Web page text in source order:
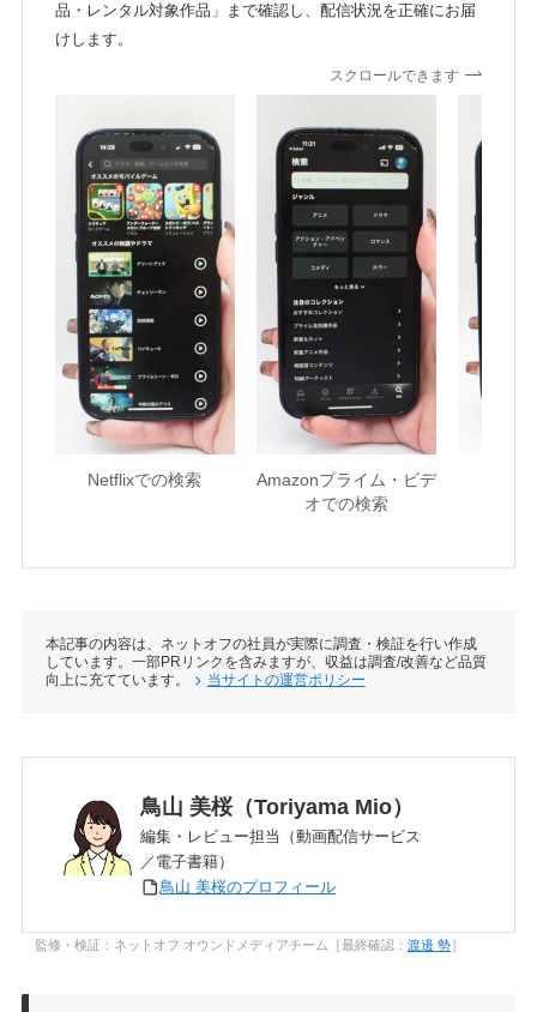
品・レンタル対象作品」まで確認し、配信状況を正確にお届
けします。
スクロールできます
Netflixでの検索
Amazonプライム・ビデ
オでの検索
本記事の内容は、ネットオフの社員が実際に調査・検証を行い作成
しています。一部PRリンクを含みますが、収益は調査/改善など品質
向上に充てています。
当サイトの運営ポリシー
鳥山 美桜（Toriyama Mio）
編集・レビュー担当（動画配信サービス
／電子書籍）
鳥山 美桜のプロフィール
監修・検証：ネットオフ オウンドメディアチーム［最終確認： 渡邊 勢］